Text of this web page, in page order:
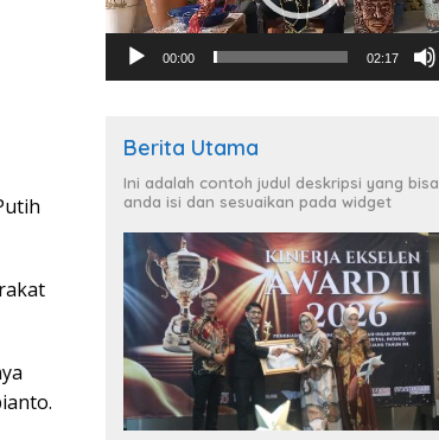
00:00 02:17
Berita Utama
Ini adalah contoh judul deskripsi yang bisa
anda isi dan sesuaikan pada widget